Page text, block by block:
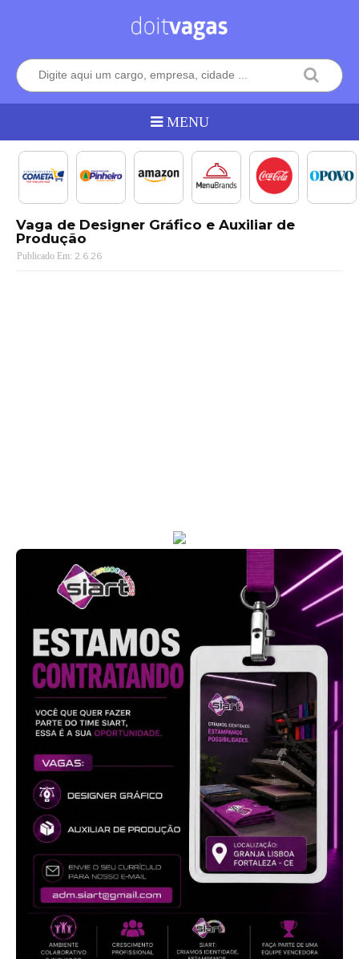
Vaga de Designer Gráfico e Auxiliar de
Produção
2.6.26